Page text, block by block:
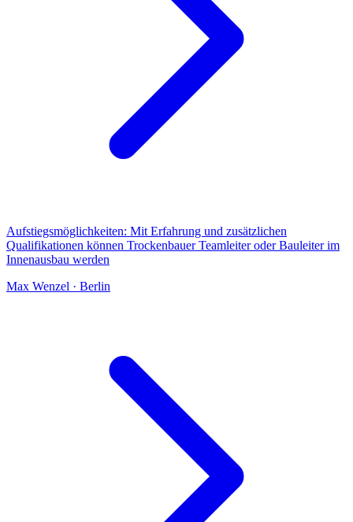
Aufstiegsmöglichkeiten: Mit Erfahrung und zusätzlichen
Qualifikationen können Trockenbauer Teamleiter oder Bauleiter im
Innenausbau werden
Max Wenzel · Berlin